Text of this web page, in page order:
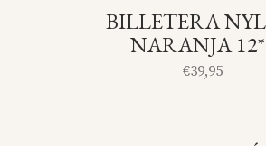
BILLETERA
NARANJA
€39,95